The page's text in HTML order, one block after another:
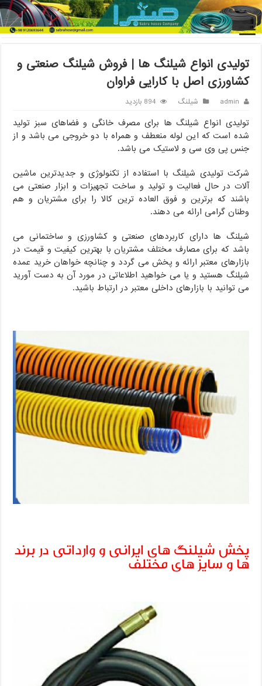
خانه / شیلنگ / تولیدی انواع شیلنگ ها | فروش شیلنگ صنعتی و
کشاورزی اصل با کارایی فراوان
تولیدی انواع شیلنگ ها | فروش شیلنگ صنعتی و
کشاورزی اصل با کارایی فراوان
admin شیلنگ 894 بازدید
تولیدی انواع شیلنگ ها برای مصرف خانگی و فضاهای سبز تولید
شده است که این لوله منعطف و همراه با دو خروجی می باشد و از
جنس پی وی سی و لاستیک می باشد.
شرکت تولیدی شیلنگ با استفاده از تکنولوژی و جدیدترین ماشین
آلات در حال فعالیت و تولید و ساخت تجهیزات و ابزار صنعتی می
باشند که برترین و فوق العاده ترین کالا را برای مشتریان و هم
وطنان گرامی ارائه می دهند.
شیلنگ ها دارای کاربردهای صنعتی و کشاورزی و ساختمانی می
باشد که برای مصارف مختلف مشتریان با بهترین کیفیت و قیمت در
بازارهای معتبر ارائه و پخش می گردد و چنانچه خواهان خرید عمده
شیلنگ هستید و یا می خواهید اطلاعاتی در مورد آن به دست آورید
می توانید با بازارهای داخلی معتبر در ارتباط باشید.
پخش شیلنگ های ایرانی و وارداتی در برند
ها و سایز های مختلف